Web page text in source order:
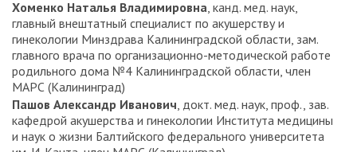
Хоменко Наталья Владимировна , канд. мед. наук,
главный внештатный специалист по акушерству и
гинекологии Минздрава Калининградской области, зам.
главного врача по организационно-методической работе
родильного дома №4 Калининградской области, член
МАРС (Калининград)
Пашов Александр Иванович , докт. мед. наук, проф., зав.
кафедрой акушерства и гинекологии Института медицины
и наук о жизни Балтийского федерального университета